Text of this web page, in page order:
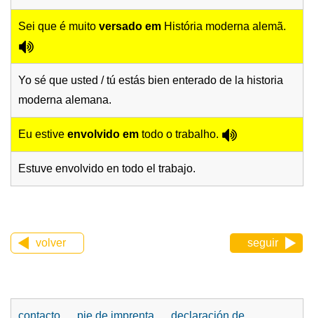
Sei que é muito versado em História moderna alemã.
Yo sé que usted / tú estás bien enterado de la historia
moderna alemana.
Eu estive envolvido em todo o trabalho.
Estuve envolvido en todo el trabajo.
volver seguir